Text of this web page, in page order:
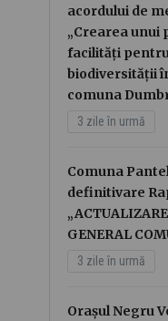
acordului de
„Crearea
facilități
biodiversității
comuna
3 zile în urmă
Comuna
definitivare
GENERAL
3 zile în urmă
Orașul Negru